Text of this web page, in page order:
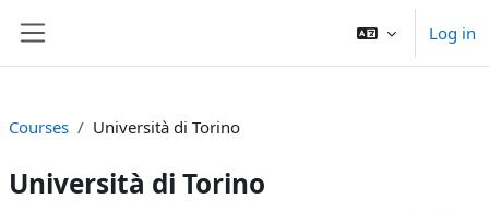
Log in
Courses Università di Torino
Università di Torino